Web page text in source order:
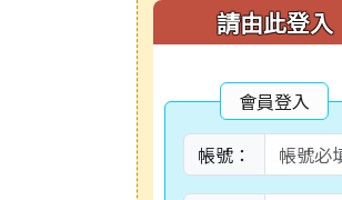
右邊區域內容
請由此登入
會員登入
帳號：